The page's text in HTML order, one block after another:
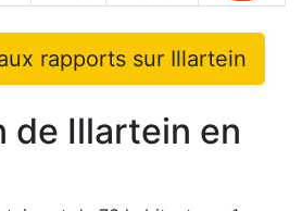
rapports sur Illartein
de Illartein en